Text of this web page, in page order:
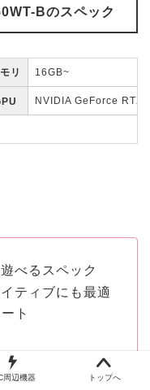
Bのスペック
リ 16GB~
NVIDIA GeForce RTX
べるスペック
ティブにも最適
ト
周辺機器 トップへ